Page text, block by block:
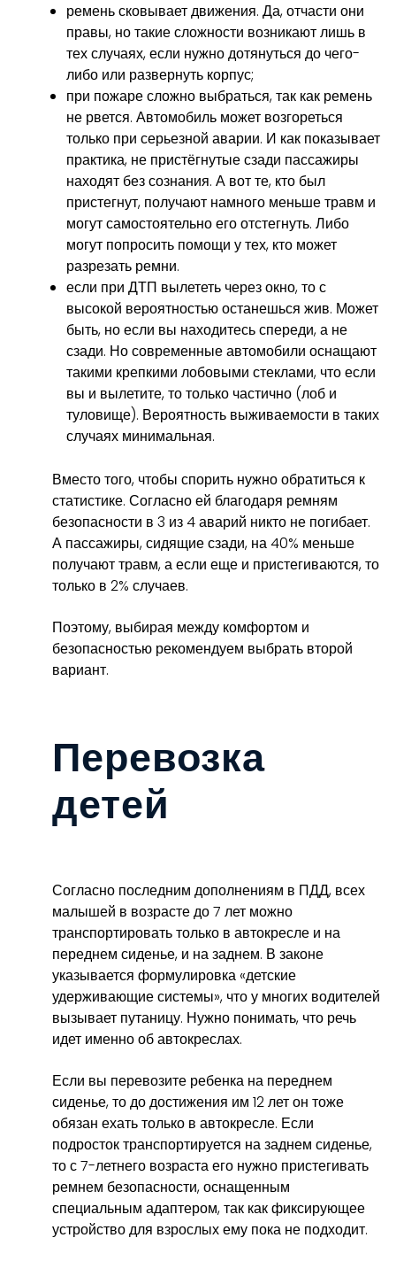
ремень сковывает движения. Да, отчасти они
правы, но такие сложности возникают лишь в
тех случаях, если нужно дотянуться до чего-
либо или развернуть корпус;
при пожаре сложно выбраться, так как ремень
не рвется. Автомобиль может возгореться
только при серьезной аварии. И как показывает
практика, не пристёгнутые сзади пассажиры
находят без сознания. А вот те, кто был
пристегнут, получают намного меньше травм и
могут самостоятельно его отстегнуть. Либо
могут попросить помощи у тех, кто может
разрезать ремни.
если при ДТП вылететь через окно, то с
высокой вероятностью останешься жив. Может
быть, но если вы находитесь спереди, а не
сзади. Но современные автомобили оснащают
такими крепкими лобовыми стеклами, что если
вы и вылетите, то только частично (лоб и
туловище). Вероятность выживаемости в таких
случаях минимальная.
Вместо того, чтобы спорить нужно обратиться к
статистике. Согласно ей благодаря ремням
безопасности в 3 из 4 аварий никто не погибает.
А пассажиры, сидящие сзади, на 40% меньше
получают травм, а если еще и пристегиваются, то
только в 2% случаев.
Поэтому, выбирая между комфортом и
безопасностью рекомендуем выбрать второй
вариант.
Перевозка
детей
Согласно последним дополнениям в ПДД, всех
малышей в возрасте до 7 лет можно
транспортировать только в автокресле и на
переднем сиденье, и на заднем. В законе
указывается формулировка «детские
удерживающие системы», что у многих водителей
вызывает путаницу. Нужно понимать, что речь
идет именно об автокреслах.
Если вы перевозите ребенка на переднем
сиденье, то до достижения им 12 лет он тоже
обязан ехать только в автокресле. Если
подросток транспортируется на заднем сиденье,
то с 7-летнего возраста его нужно пристегивать
ремнем безопасности, оснащенным
специальным адаптером, так как фиксирующее
устройство для взрослых ему пока не подходит.